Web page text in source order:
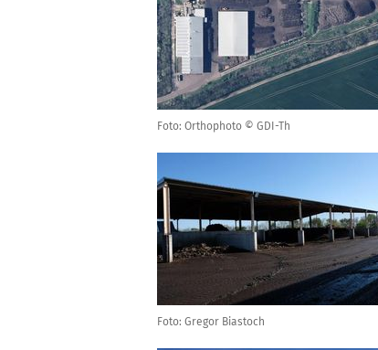
Foto: Orthophoto © GDI-Th
Foto: Gregor Biastoch